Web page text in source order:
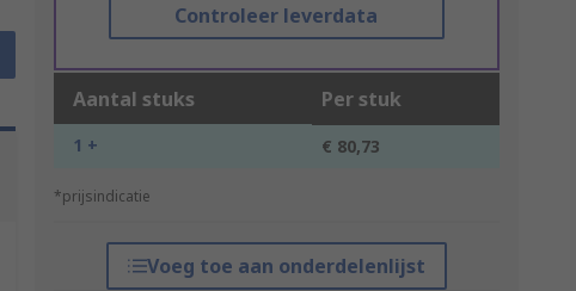
Controleer leverdata
Aantal stuks Per stuk
1 + € 80,73
*prijsindicatie
Voeg toe aan onderdelenlijst